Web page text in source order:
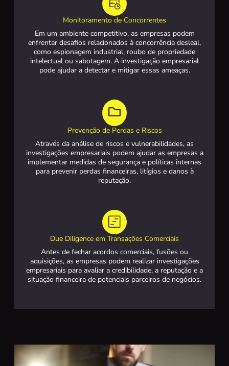
Monitoramento de Concorrentes
Em um ambiente competitivo, as empresas podem
enfrentar desafios relacionados à concorrência desleal,
como espionagem industrial, roubo de propriedade
intelectual ou sabotagem. A investigação empresarial
pode ajudar a detectar e mitigar essas ameaças.
Prevenção de Perdas e Riscos
Através da análise de riscos e vulnerabilidades, as
investigações empresariais podem ajudar as empresas a
implementar medidas de segurança e políticas internas
para prevenir perdas financeiras, litígios e danos à
reputação.
Due Diligence em Transações Comerciais
Antes de fechar acordos comerciais, fusões ou
aquisições, as empresas podem realizar investigações
empresariais para avaliar a credibilidade, a reputação e a
situação financeira de potenciais parceiros de negócios.